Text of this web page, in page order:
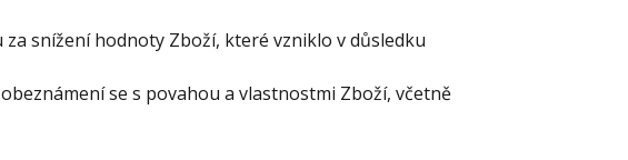
snížení hodnoty Zboží, které vzniklo v důsledku
se s povahou a vlastnostmi Zboží, včetně